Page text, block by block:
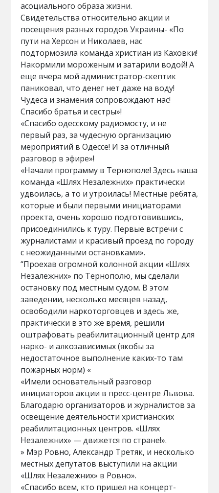
асоциального образа жизни.
Свидетельства относительно акции и
посещения разных городов Украины- «По
пути на Херсон и Николаев, нас
подтормозила команда христиан из Каховки!
Накормили мороженым и затарили водой! А
еще вчера мой администратор-скептик
паниковал, что денег нет даже на воду!
Чудеса и знамения сопровождают нас!
Спасибо братья и сестры»!
«Спасибо одесскому радиомосту, и не
первый раз, за ​​чудесную организацию
мероприятий в Одессе! И за отличный
разговор в эфире»!
«Начали программу в Тернополе! Здесь наша
команда «Шлях Незалежних» практически
удвоилась, а то и утроилась! Местные ребята,
которые и были первыми инициаторами
проекта, очень хорошо подготовившись,
присоединились к туру. Первые встречи с
журналистами и красивый проезд по городу
с неожиданными остановками».
“Проехав огромной колонной акции «Шлях
Незалежних» по Тернополю, мы сделали
остановку под местным судом. В этом
заведении, несколько месяцев назад,
освободили наркоторговцев и здесь же,
практически в это же время, решили
оштрафовать реабилитационный центр для
нарко- и алкозависимых (якобы за
недостаточное выполнение каких-то там
пожарных норм) «
«Имели основательный разговор
инициаторов акции в пресс-центре Львова.
Благодарю организаторов и журналистов за
освещение деятельности христианских
реабилитационных центров. «Шлях
Незалежних» — движется по стране!».
» Мэр Ровно, Александр Третяк, и несколько
местных депутатов выступили на акции
«Шлях Незалежних» в Ровно».
«Спасибо всем, кто пришел на концерт-